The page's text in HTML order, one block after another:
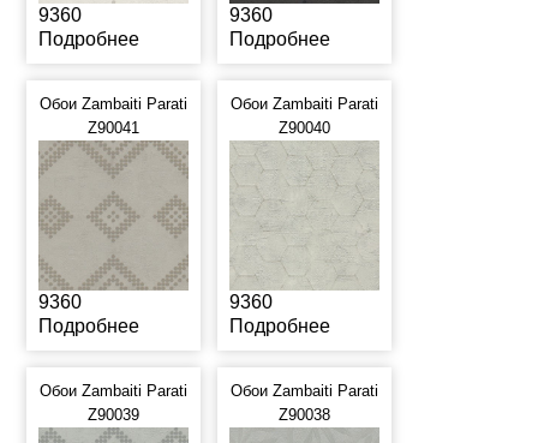
9360
Подробнее
9360
Подробнее
Обои Zambaiti Parati
Z90041
9360
Подробнее
Обои Zambaiti Parati
Z90040
9360
Подробнее
Обои Zambaiti Parati
Z90039
Обои Zambaiti Parati
Z90038